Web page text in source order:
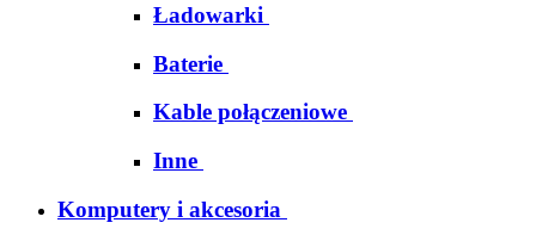
Ładowarki
Baterie
Kable połączeniowe
Inne
Komputery i akcesoria